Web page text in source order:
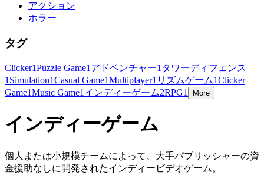
アクション
ホラー
タグ
Clicker1Puzzle Game1 アドベンチャー1 タワーディフェンス
1 Simulation1Casual Game1Multiplayer1 リズムゲーム1Clicker
Game1Music Game1 インディーゲーム2RPG1 More
インディーゲーム
個人または小規模チームによって、大手パブリッシャーの資
金援助なしに開発されたインディービデオゲーム。